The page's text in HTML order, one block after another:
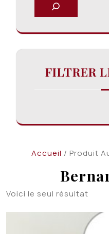
Accueil / Produit
Voici le seul résultat
FILTRER